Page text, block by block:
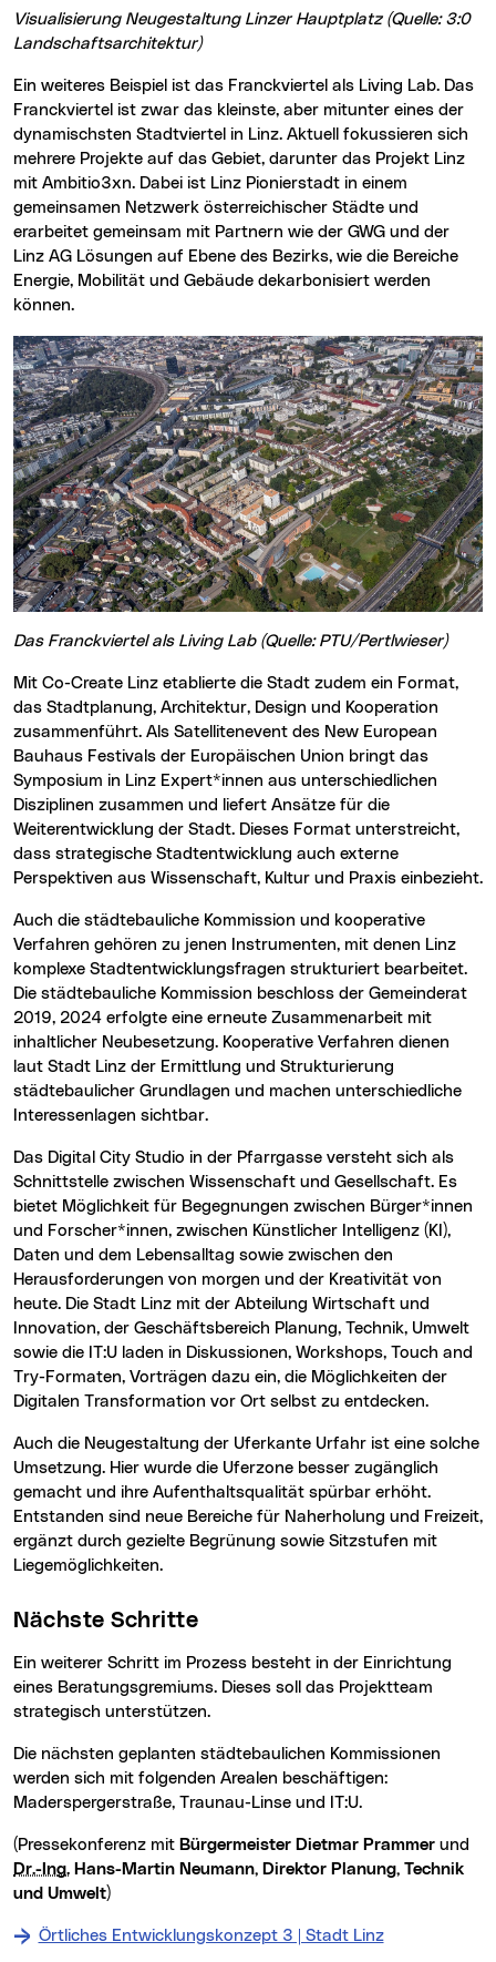
Visualisierung Neugestaltung Linzer Hauptplatz (Quelle: 3:0
Landschaftsarchitektur)
Ein weiteres Beispiel ist das Franckviertel als Living Lab. Das
Franckviertel ist zwar das kleinste, aber mitunter eines der
dynamischsten Stadtviertel in Linz. Aktuell fokussieren sich
mehrere Projekte auf das Gebiet, darunter das Projekt Linz
mit Ambitio3xn. Dabei ist Linz Pionierstadt in einem
gemeinsamen Netzwerk österreichischer Städte und
erarbeitet gemeinsam mit Partnern wie der GWG und der
Linz AG Lösungen auf Ebene des Bezirks, wie die Bereiche
Energie, Mobilität und Gebäude dekarbonisiert werden
können.
Das Franckviertel als Living Lab (Quelle: PTU/Pertlwieser)
Mit Co-Create Linz etablierte die Stadt zudem ein Format,
das Stadtplanung, Architektur, Design und Kooperation
zusammenführt. Als Satellitenevent des New European
Bauhaus Festivals der Europäischen Union bringt das
Symposium in Linz Expert*innen aus unterschiedlichen
Disziplinen zusammen und liefert Ansätze für die
Weiterentwicklung der Stadt. Dieses Format unterstreicht,
dass strategische Stadtentwicklung auch externe
Perspektiven aus Wissenschaft, Kultur und Praxis einbezieht.
Auch die städtebauliche Kommission und kooperative
Verfahren gehören zu jenen Instrumenten, mit denen Linz
komplexe Stadtentwicklungsfragen strukturiert bearbeitet.
Die städtebauliche Kommission beschloss der Gemeinderat
2019, 2024 erfolgte eine erneute Zusammenarbeit mit
inhaltlicher Neubesetzung. Kooperative Verfahren dienen
laut Stadt Linz der Ermittlung und Strukturierung
städtebaulicher Grundlagen und machen unterschiedliche
Interessenlagen sichtbar.
Das Digital City Studio in der Pfarrgasse versteht sich als
Schnittstelle zwischen Wissenschaft und Gesellschaft. Es
bietet Möglichkeit für Begegnungen zwischen Bürger*innen
und Forscher*innen, zwischen Künstlicher Intelligenz (KI),
Daten und dem Lebensalltag sowie zwischen den
Herausforderungen von morgen und der Kreativität von
heute. Die Stadt Linz mit der Abteilung Wirtschaft und
Innovation, der Geschäftsbereich Planung, Technik, Umwelt
sowie die IT:U laden in Diskussionen, Workshops, Touch and
Try-Formaten, Vorträgen dazu ein, die Möglichkeiten der
Digitalen Transformation vor Ort selbst zu entdecken.
Auch die Neugestaltung der Uferkante Urfahr ist eine solche
Umsetzung. Hier wurde die Uferzone besser zugänglich
gemacht und ihre Aufenthaltsqualität spürbar erhöht.
Entstanden sind neue Bereiche für Naherholung und Freizeit,
ergänzt durch gezielte Begrünung sowie Sitzstufen mit
Liegemöglichkeiten.
Nächste Schritte
Ein weiterer Schritt im Prozess besteht in der Einrichtung
eines Beratungsgremiums. Dieses soll das Projektteam
strategisch unterstützen.
Die nächsten geplanten städtebaulichen Kommissionen
werden sich mit folgenden Arealen beschäftigen:
Maderspergerstraße, Traunau-Linse und IT:U.
(Pressekonferenz mit Bürgermeister Dietmar Prammer und
Dr.-Ing. Hans-Martin Neumann, Direktor Planung, Technik
und Umwelt)
Örtliches Entwicklungskonzept 3 | Stadt Linz